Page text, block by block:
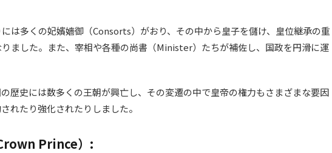
は多くの妃嬪嬙御（Consorts）がおり、その中から皇子を儲け、皇位継承の重
ました。また、宰相や各種の尚書（Minister）たちが補佐し、国政を円滑に運
歴史には数多くの王朝が興亡し、その変遷の中で皇帝の権力もさまざまな要因
れたり強化されたりしました。
Prince）: